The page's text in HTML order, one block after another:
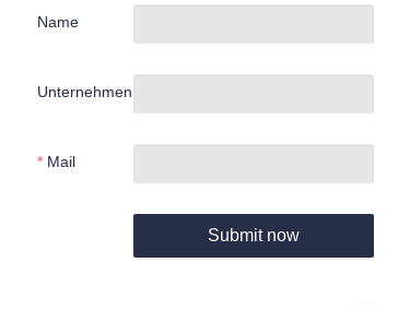
Name
Unternehmen
Mail
Submit now